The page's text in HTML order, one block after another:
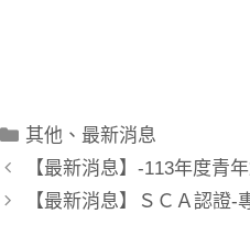
其他 、 最新消息
【最新消息】-113年度青
【最新消息】ＳＣＡ認證-